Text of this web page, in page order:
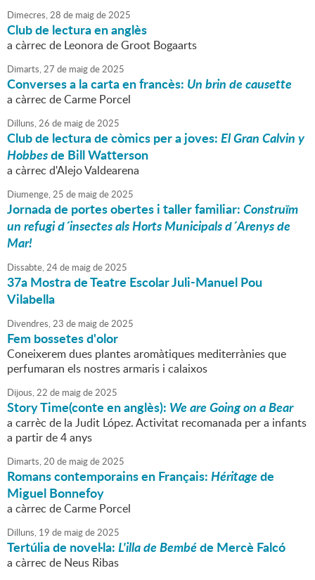
Dimecres,28 de maigde2025
Club de lectura en anglès
a càrrec de Leonora de Groot Bogaarts
Dimarts,27 de maigde2025
Converses a la carta en francès: Un brin de causette
a càrrec de Carme Porcel
Dilluns,26 de maigde2025
Club de lectura de còmics per a joves:El Gran Calvin y
Hobbesde Bill Watterson
a càrrec d'Alejo Valdearena
Diumenge,25 de maigde2025
Jornada de portes obertes i taller familiar:Construïm
un refugi d´insectes als Horts Municipals d´Arenys de
Mar!
Dissabte,24de maigde2025
37a Mostra de Teatre Escolar Juli-Manuel Pou
Vilabella
Divendres,23 de maigde2025
Fem bossetes d'olor
Coneixerem dues plantes aromàtiques mediterrànies que
perfumaran els nostres armaris i calaixos
Dijous,22 de maigde2025
Story Time(conte en anglès): We are Going on a Bear
a carrèc de la Judit López. Activitat recomanada per a infants
a partir de 4 anys
Dimarts,20 de maigde2025
Romans contemporains en Français:Héritagede
Miguel Bonnefoy
a càrrec de Carme Porcel
Dilluns, 19 de maigde2025
Tertúlia de novel·la:L'illa de Bembéde Mercè Falcó
a càrrec de Neus Ribas